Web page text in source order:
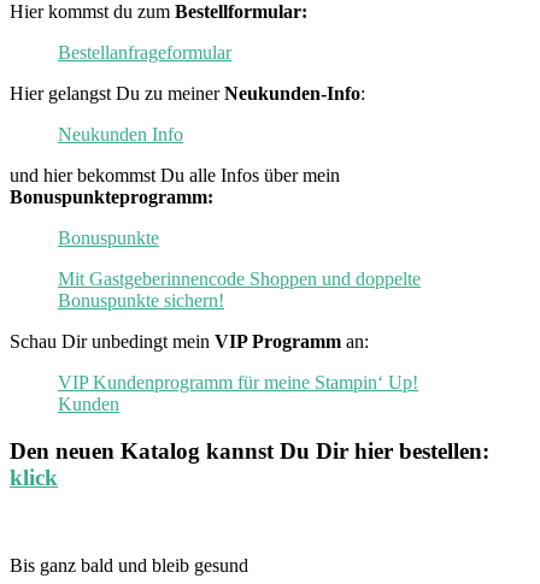
Hier kommst du zum Bestellformular:
Bestellanfrageformular
Hier gelangst Du zu meinerNeukunden-Info:
Neukunden Info
und hier bekommst Du alle Infos über mein
Bonuspunkteprogramm:
Bonuspunkte
Mit Gastgeberinnencode Shoppen und doppelte
Bonuspunkte sichern!
Schau Dir unbedingt mein VIP Programm an:
VIP Kundenprogramm für meine Stampin‘ Up!
Kunden
Den neuen Katalog kannst Du Dir hier bestellen:
klick
Bis ganz bald und bleib gesund